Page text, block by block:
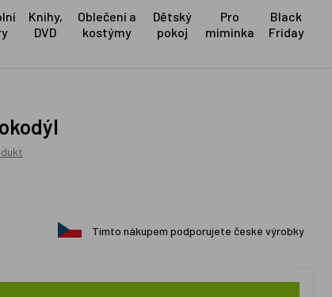
Knihy,
DVD
Oblečení a
kostýmy
Dětský
pokoj
Pro
miminka
Black
Friday
Tímto nákupem podporujete české výrobky